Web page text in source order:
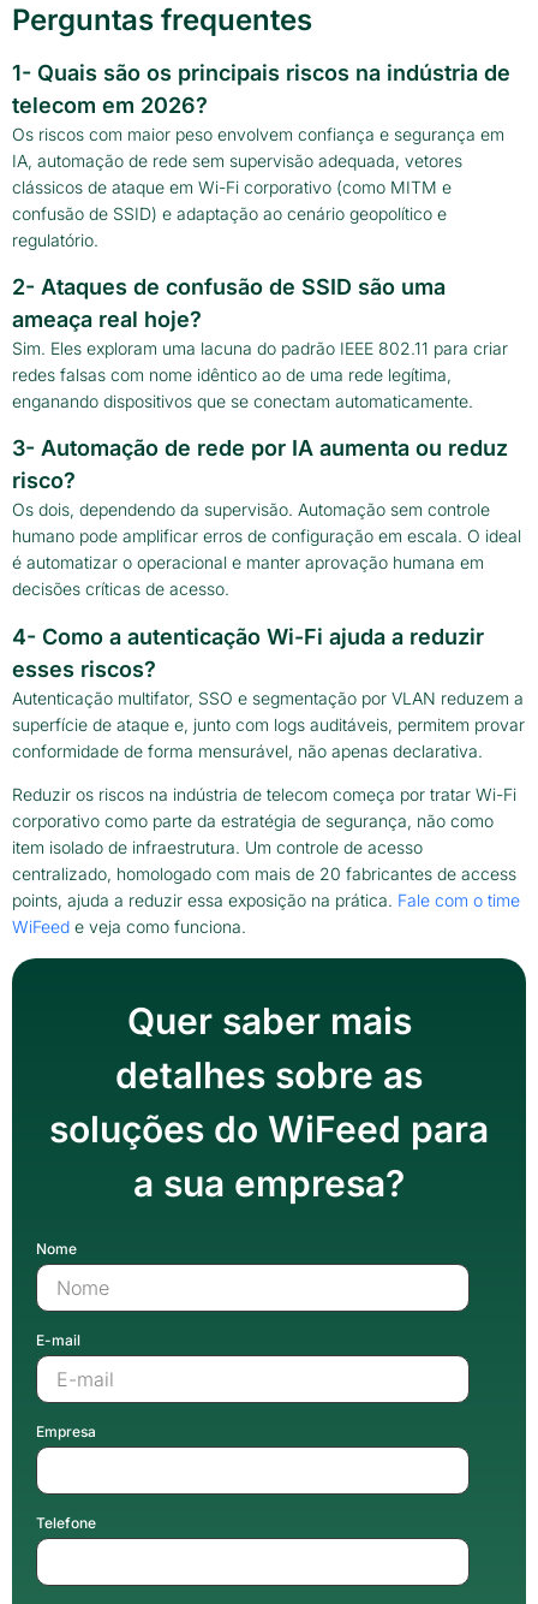
Perguntas frequentes
1- Quais são os principais riscos na indústria de
telecom em 2026?
Os riscos com maior peso envolvem confiança e segurança em
IA, automação de rede sem supervisão adequada, vetores
clássicos de ataque em Wi-Fi corporativo (como MITM e
confusão de SSID) e adaptação ao cenário geopolítico e
regulatório.
2- Ataques de confusão de SSID são uma
ameaça real hoje?
Sim. Eles exploram uma lacuna do padrão IEEE 802.11 para criar
redes falsas com nome idêntico ao de uma rede legítima,
enganando dispositivos que se conectam automaticamente.
3- Automação de rede por IA aumenta ou reduz
risco?
Os dois, dependendo da supervisão. Automação sem controle
humano pode amplificar erros de configuração em escala. O ideal
é automatizar o operacional e manter aprovação humana em
decisões críticas de acesso.
4- Como a autenticação Wi-Fi ajuda a reduzir
esses riscos?
Autenticação multifator, SSO e segmentação por VLAN reduzem a
superfície de ataque e, junto com logs auditáveis, permitem provar
conformidade de forma mensurável, não apenas declarativa.
Reduzir os riscos na indústria de telecom começa por tratar Wi-Fi
corporativo como parte da estratégia de segurança, não como
item isolado de infraestrutura. Um controle de acesso
centralizado, homologado com mais de 20 fabricantes de access
points, ajuda a reduzir essa exposição na prática. Fale com o time
WiFeed e veja como funciona.
Quer saber mais
detalhes sobre as
soluções do WiFeed para
a sua empresa?
Nome
E-mail
Empresa
Telefone